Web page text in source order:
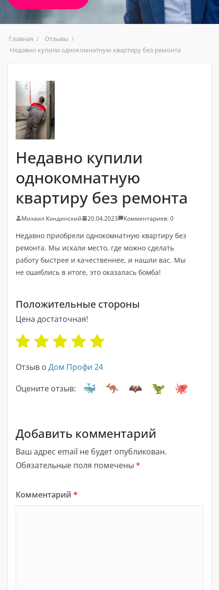
Главная
Отзывы
Недавно купили однокомнатную квартиру без ремонта
Недавно купили
однокомнатную
квартиру без ремонта
Михаил Кондинский 20.04.2023 Комментариев: 0
Недавно приобрели однокомнатную квартиру без
ремонта. Мы искали место, где можно сделать
работу быстрее и качественнее, и нашли вас. Мы
не ошиблись в итоге, это оказалась бомба!
Положительные стороны
Цена достаточная!
Отзыв о Дом Профи 24
Оцените отзыв:
Добавить комментарий
Ваш адрес email не будет опубликован.
Обязательные поля помечены *
Комментарий *